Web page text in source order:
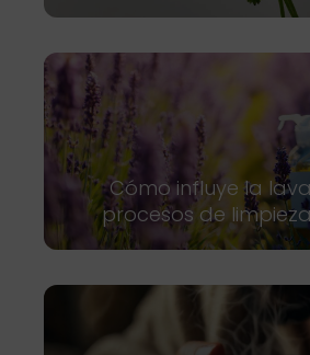
Cómo influye la
procesos de